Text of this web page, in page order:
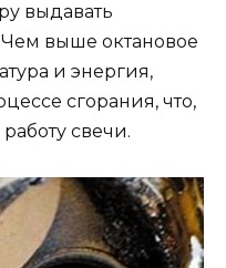
выдавать
выше октановое
и энергия,
сгорания, что,
свечи.